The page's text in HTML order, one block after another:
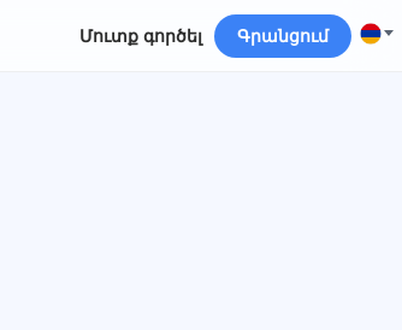
Մուտք գործել Գրանցում